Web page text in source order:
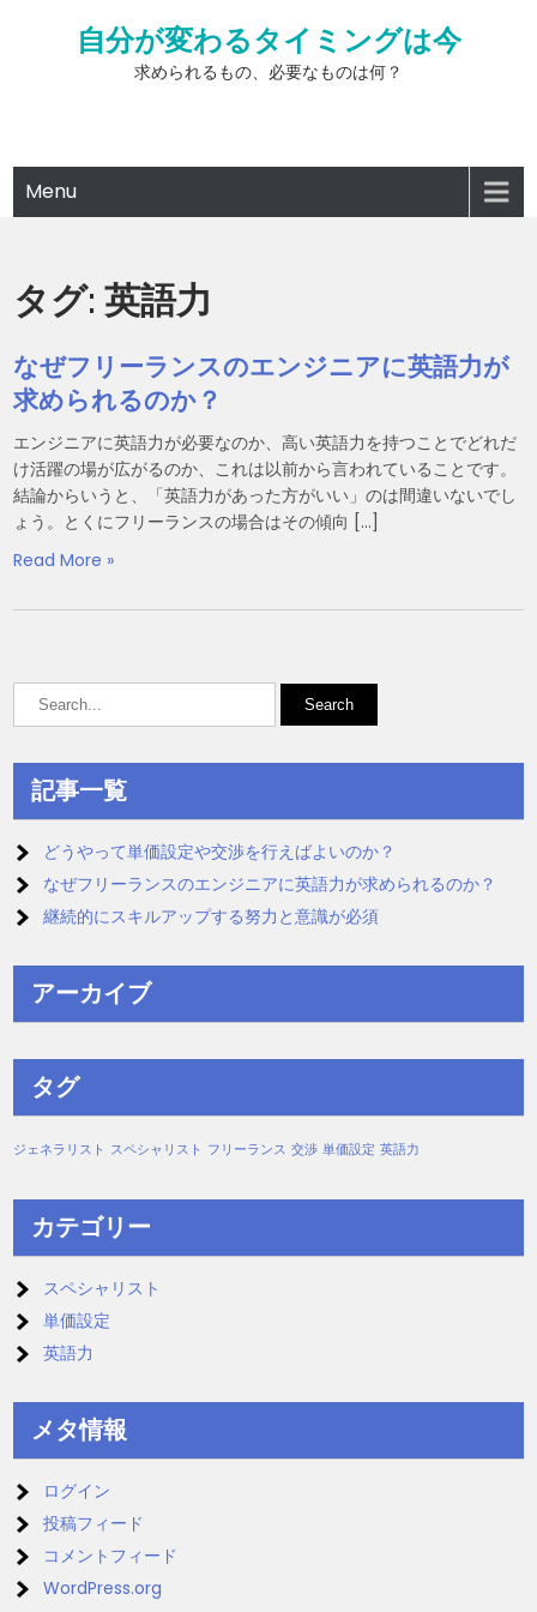
自分が変わるタイミングは今
求められるもの、必要なものは何？
Menu
タグ:英語力
なぜフリーランスのエンジニアに英語力が
求められるのか？
エンジニアに英語力が必要なのか、高い英語力を持つことでどれだ
け活躍の場が広がるのか、これは以前から言われていることです。
結論からいうと、「英語力があった方がいい」のは間違いないでし
ょう。とくにフリーランスの場合はその傾向 […]
Read More »
記事一覧
どうやって単価設定や交渉を行えばよいのか？
なぜフリーランスのエンジニアに英語力が求められるのか？
継続的にスキルアップする努力と意識が必須
アーカイブ
タグ
ジェネラリスト スペシャリスト フリーランス 交渉 単価設定 英語力
カテゴリー
スペシャリスト
単価設定
英語力
メタ情報
ログイン
投稿フィード
コメントフィード
WordPress.org